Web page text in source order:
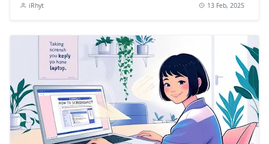
iRhyt 13 Feb, 2025